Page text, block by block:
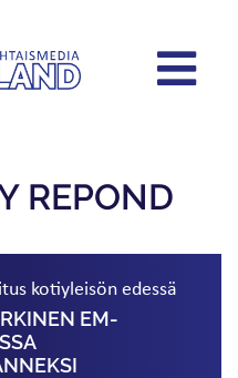
REPOND
kotiyleisön edessä
EM-